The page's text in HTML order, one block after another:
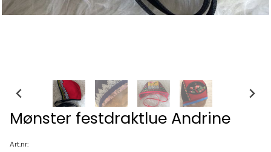
Mønster festdraktlue Andrine
Art.nr: